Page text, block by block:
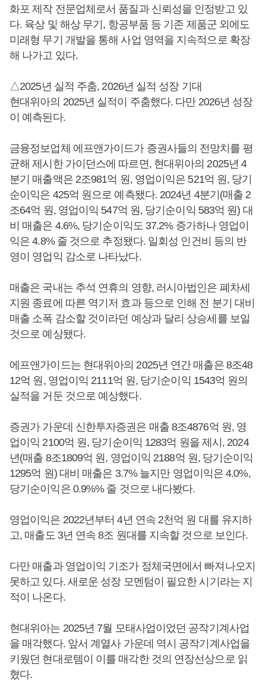
화포 제작 전문업체로서 품질과 신뢰성을 인정받고 있
다. 육상 및 해상 무기, 항공부품 등 기존 제품군 외에도
미래형 무기 개발을 통해 사업 영역을 지속적으로 확장
해 나가고 있다.
△2025년 실적 주춤, 2026년 실적 성장 기대
현대위아의 2025년 실적이 주춤했다. 다만 2026년 성장
이 예측된다.
금융정보업체 에프앤가이드가 증권사들의 전망치를 평
균해 제시한 가이던스에 따르면, 현대위아의 2025년 4
분기 매출액은 2조981억 원, 영업이익은 521억 원, 당기
순이익은 425억 원으로 예측됐다. 2024년 4분기(매출 2
조64억 원, 영업이익 547억 원, 당기순이익 583억 원) 대
비 매출은 4.6%, 당기순이익도 37.2% 증가하나 영업이
익은 4.8% 줄 것으로 추정됐다. 일회성 인건비 등의 반
영이 영업익 감소로 나타났다.
매출은 국내는 추석 연휴의 영향, 러시아법인은 폐차세
지원 종료에 따른 역기저 효과 등으로 인해 전 분기 대비
매출 소폭 감소할 것이라던 예상과 달리 상승세를 보일
것으로 예상됐다.
에프앤가이드는 현대위아의 2025년 연간 매출은 8조48
12억 원, 영업이익 2111억 원, 당기순이익 1543억 원의
실적을 거둔 것으로 예상했다.
증권가 가운데 신한투자증권은 매출 8조4876억 원, 영
업이익 2100억 원, 당기순이익 1283억 원을 제시, 2024
년(매출 8조1809억 원, 영업이익 2188억 원, 당기순이익
1295억 원) 대비 매출은 3.7% 늘지만 영업이익은 4.0%,
당기순이익은 0.9%% 줄 것으로 내다봤다.
영업이익은 2022년부터 4년 연속 2천억 원 대를 유지하
고, 매출도 3년 연속 8조 원대를 지속할 것으로 보인다.
다만 매출과 영업이익 기조가 정체국면에서 빠져나오지
못하고 있다. 새로운 성장 모멘텀이 필요한 시기라는 지
적이 나온다.
현대위아는 2025년 7월 모태사업이었던 공작기계사업
을 매각했다. 앞서 계열사 가운데 역시 공작기계사업을
키웠던 현대로템이 이를 매각한 것의 연장선상으로 읽
혔다.